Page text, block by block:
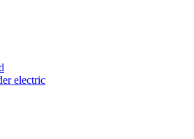
electric